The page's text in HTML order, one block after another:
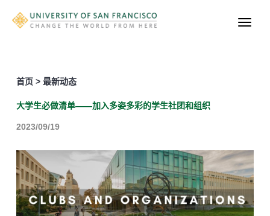
首页 > 最新动态
大学生必做清单——加入多姿多彩的学生社团和组织
2023/09/19